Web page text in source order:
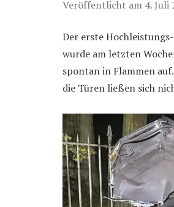
Veröffentlicht am 4. Juli
Der erste
wurde am letzten
spontan in Flammen
die Türen ließen sich